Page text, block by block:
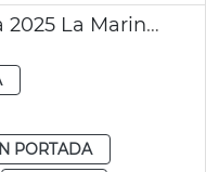
Presentación Ciclosferia 2025 La Marina Ayuntamiento València
PORTADA